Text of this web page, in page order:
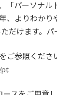
「パーソナ
、よりわか
だけます。パ
ご参照くださ
pt